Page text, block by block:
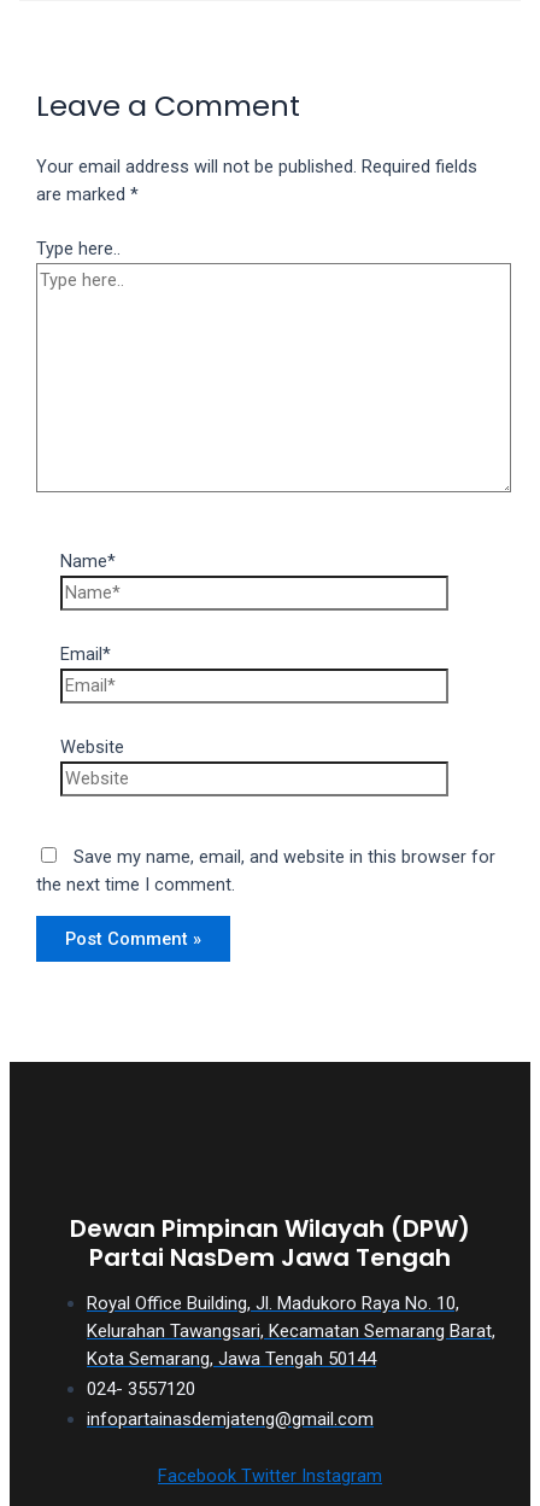
Leave a Comment
Your email address will not be published. Required fields
are marked*
Type here..
Name*
Email*
Website
Save my name, email, and website in this browser for
the next time I comment.
Dewan Pimpinan Wilayah (DPW)
Partai NasDem Jawa Tengah
Royal Office Building, Jl. Madukoro Raya No. 10,
Kelurahan Tawangsari, Kecamatan Semarang Barat,
Kota Semarang, Jawa Tengah 50144
024- 3557120
infopartainasdemjateng@gmail.com
Facebook Twitter Instagram